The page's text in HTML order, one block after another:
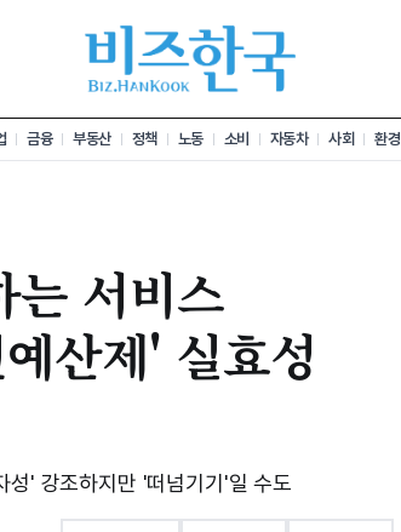
금융 부동산 정책 노동 소비 자동차 사회 환경
는 서비스
산제' 실효성
' 강조하지만 '떠넘기기'일 수도